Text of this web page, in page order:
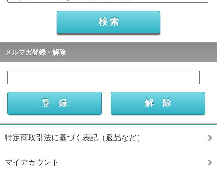
メルマガ登録・解除
特定商取引法に基づく表記（返品など）
マイアカウント